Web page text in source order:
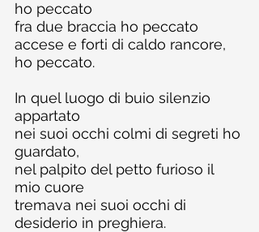
ho peccato
fra due braccia ho peccato
accese e forti di caldo rancore,
ho peccato.
In quel luogo di buio silenzio
appartato
nei suoi occhi colmi di segreti ho
guardato,
nel palpito del petto furioso il
mio cuore
tremava nei suoi occhi di
desiderio in preghiera.